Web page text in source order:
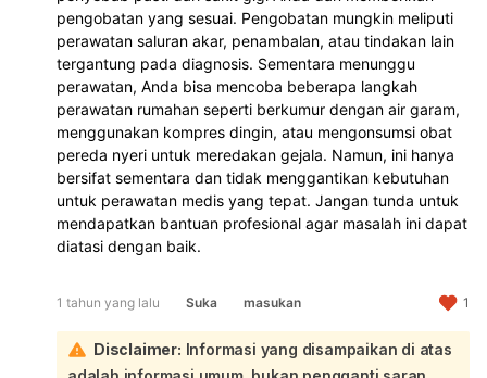
pengobatan yang sesuai. Pengobatan mungkin meliputi
perawatan saluran akar, penambalan, atau tindakan lain
tergantung pada diagnosis. Sementara menunggu
perawatan, Anda bisa mencoba beberapa langkah
perawatan rumahan seperti berkumur dengan air garam,
menggunakan kompres dingin, atau mengonsumsi obat
pereda nyeri untuk meredakan gejala. Namun, ini hanya
bersifat sementara dan tidak menggantikan kebutuhan
untuk perawatan medis yang tepat. Jangan tunda untuk
mendapatkan bantuan profesional agar masalah ini dapat
diatasi dengan baik.
1 tahun yang lalu Suka masukan 1
Disclaimer: Informasi yang disampaikan di atas